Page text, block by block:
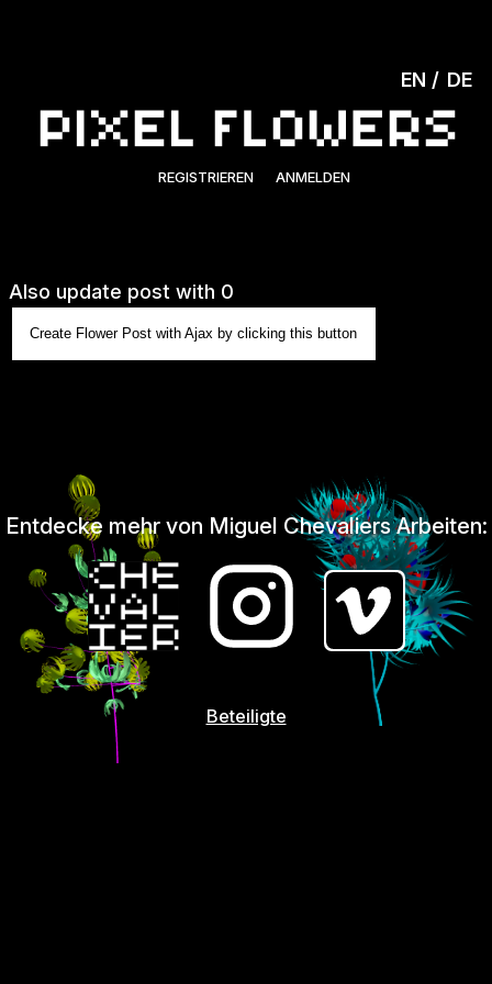
REGISTRIEREN ANMELDEN
EN DE
Also update post with 0
Create Flower Post with Ajax by clicking this button
Entdecke mehr von Miguel Chevaliers Arbeiten:
Beteiligte